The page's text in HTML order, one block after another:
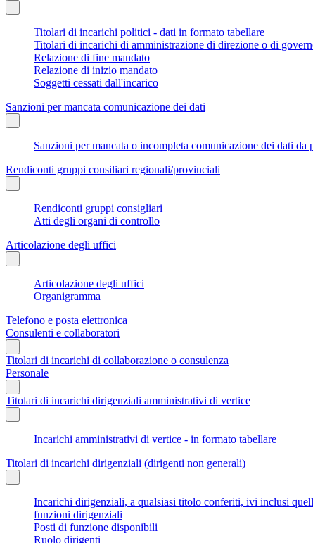
Titolari di incarichi politici - dati in formato tabellare
Titolari di incarichi di amministrazione di direzione o di
Relazione di fine mandato
Relazione di inizio mandato
Soggetti cessati dall'incarico
Sanzioni per mancata comunicazione dei dati
Sanzioni per mancata o incompleta comunicazione dei dati
Rendiconti gruppi consiliari regionali/provinciali
Rendiconti gruppi consigliari
Atti degli organi di controllo
Articolazione degli uffici
Articolazione degli uffici
Organigramma
Telefono e posta elettronica
Consulenti e collaboratori
Titolari di incarichi di collaborazione o consulenza
Personale
Titolari di incarichi dirigenziali amministrativi di vertice
Incarichi amministrativi di vertice - in formato tabellare
Titolari di incarichi dirigenziali (dirigenti non generali)
Incarichi dirigenziali, a qualsiasi titolo conferiti, ivi inclusi
funzioni dirigenziali
Posti di funzione disponibili
Ruolo dirigenti